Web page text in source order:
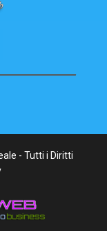
- Tutti i Diritti